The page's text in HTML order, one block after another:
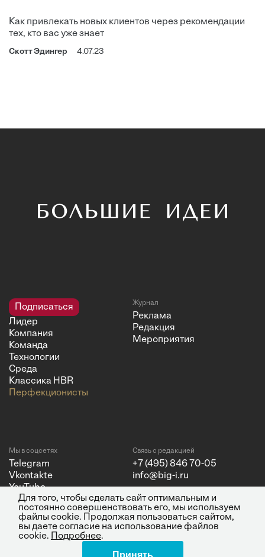
Как привлекать новых клиентов через рекомендации
тех, кто вас уже знает
Скотт Эдингер 4.07.23
Подписаться
Лидер
Компания
Команда
Технологии
Среда
Классика HBR
Перфекционисты
Журнал
Реклама
Редакция
Мероприятия
Мы в соцсетях
Telegram
Vkontakte
YouTube
Связь с редакцией
+7 (495) 846 70-05
info@big-i.ru
Медиа"
Для того, чтобы сделать сайт оптимальным и
постоянно совершенствовать его, мы используем
файлы cookie. Продолжая пользоваться сайтом,
вы даете согласие на использование файлов
cookie.
Подробнее.
Принять